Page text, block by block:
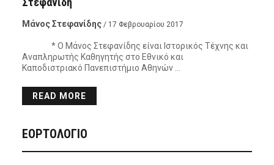
Μάνος Στεφανίδης / 17 Φεβρουαρίου 2017
* Ο Μάνος Στεφανίδης είναι Ιστορικός Τέχνης και
Αναπληρωτής Καθηγητής στο Εθνικό και
Καποδιστριακό Πανεπιστήμιο Αθηνών …
READ MORE
ΕΟΡΤΟΛΟΓΙΟ